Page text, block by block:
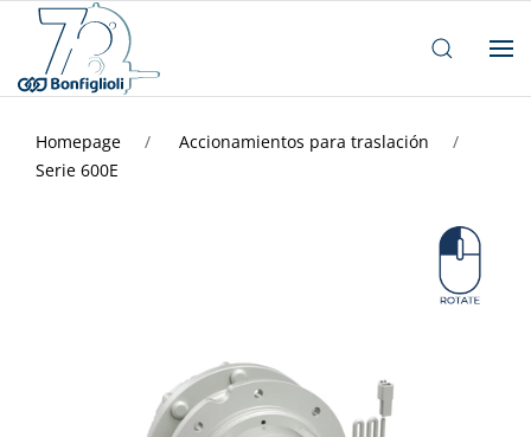
Homepage
Accionamientos para traslación
Serie 600E